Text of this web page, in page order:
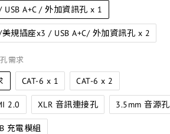
A+C / 外加資訊孔 x 1
規插座x3 / USB A+C/ 外加資訊孔 x 2
需求
CAT-6 x 1 CAT-6 x 2
2.0 XLR 音訊連接孔 3.5mm 音源孔
充電模組